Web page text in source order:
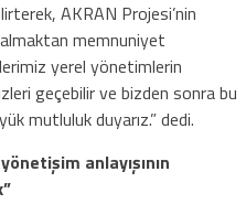
AKRAN Projesi’nin
almaktan memnuniyet
yerel yönetimlerin
geçebilir ve bizden sonra bu
mutluluk duyarız.” dedi.
anlayışının